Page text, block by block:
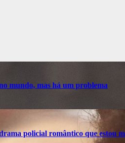
mundo, mas há um problema
policial romântico que estou